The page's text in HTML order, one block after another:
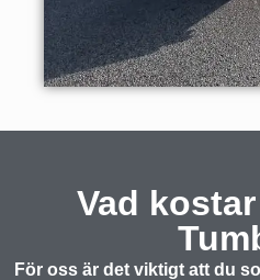
Vad
För oss är det viktigt att du